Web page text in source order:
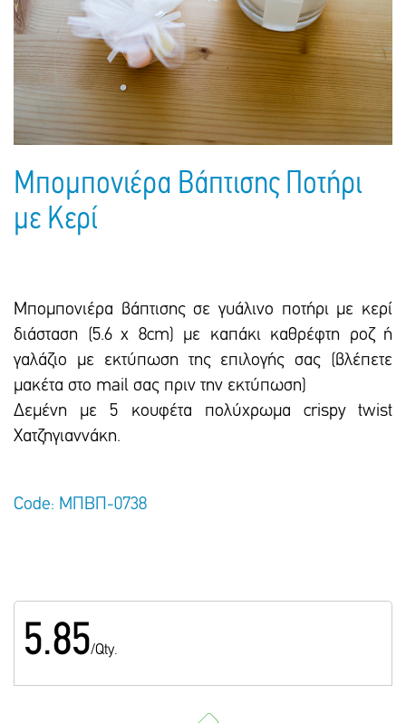
Πακέτα Δώρων
Σακούλες
Τσάντες - Ποδιές - Ομπρέλες
Βιβλία
Παιδικό Πάρτι
Παιδικά Είδη
Ημερολόγια - Ατζέντες
Γραφική Ύλη
Είδη Γραφείου
Τετράδια - Φάκελοι
Μπομπονιέρα Βάπτισης Ποτήρι
με Κερί
Μπομπονιέρα βάπτισης σε γυάλινο ποτήρι με κερί
διάσταση (5.6 χ 8cm) με καπάκι καθρέφτη ροζ ή
γαλάζιο με εκτύπωση της επιλογής σας (βλέπετε
μακέτα στο mail σας πριν την εκτύπωση)
Δεμένη με 5 κουφέτα πολύχρωμα crispy twist
Χατζηγιαννάκη.
Code: ΜΠΒΠ-0738
5.85/Qty.